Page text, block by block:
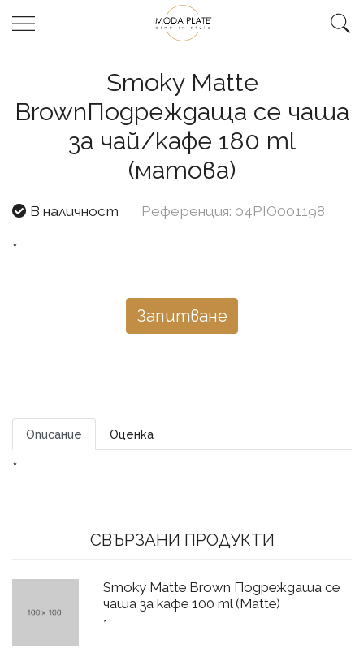
Smoky Matte
BrownПодреждаща се чаша
за чай/кафе 180 ml
(матова)
В наличност Референция: 04PIO001198
*
Запитване
Описание Оценка
*
СВЪРЗАНИ ПРОДУКТИ
Smoky Matte Brown Подреждаща се
чаша за кафе 100 ml (Matte)
*